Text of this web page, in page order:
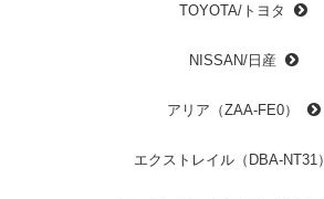
TOYOTA/トヨタ
NISSAN/日産
アリア（ZAA-FE0）
エクストレイル（DBA-NT31）